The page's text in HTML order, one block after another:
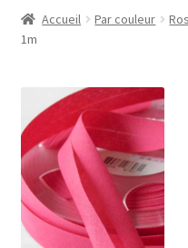
Contact
Ma liste de souhaits
Mon espace
Mon compte
Panier
Accueil Par couleur
1m